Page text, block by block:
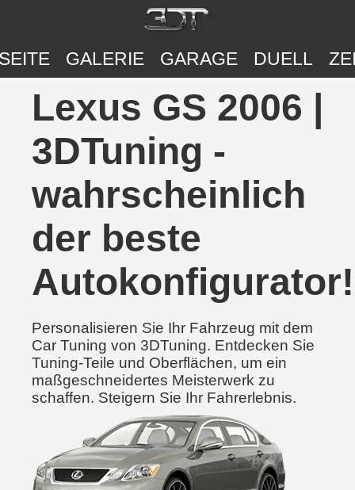
GALERIE GARAGE DUELL
Lexus GS 2006 |
3DTuning -
wahrscheinlich
der beste
Autokonfigurator!
Personalisieren Sie Ihr Fahrzeug mit dem
Car Tuning von 3DTuning. Entdecken Sie
Tuning-Teile und Oberflächen, um ein
maßgeschneidertes Meisterwerk zu
schaffen. Steigern Sie Ihr Fahrerlebnis.